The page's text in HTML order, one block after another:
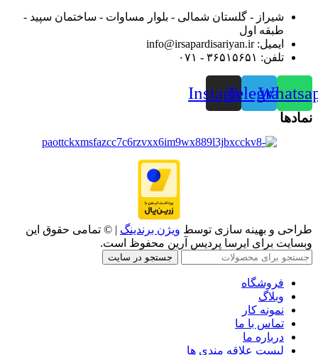
شیراز - گلستان شمالی - بلوار مساوات - ساختمان سپید -
طبقه اول
ایمیل: info@irsapardisariyan.ir
تلفن: ۳۶۵۱۵۶۵۱ - ۰۷۱
Telegram
Instagram
نمادها
طراحی و بهینه سازی توسط ویژن برندینگ | © تمامی حقوق این
وبسایت برای ایرسا پردیس آرین محفوظ است.
جستجو در سایت
فروشگاه
وبلاگ
نمونه کار
تماس با ما
درباره ما
لیست علاقه مندی ها